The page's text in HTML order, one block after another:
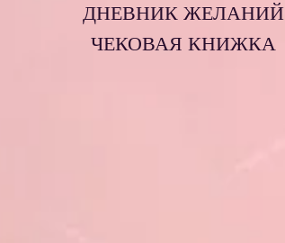
ДНЕВНИК ЖЕЛАНИЙ
ЧЕКОВАЯ КНИЖКА